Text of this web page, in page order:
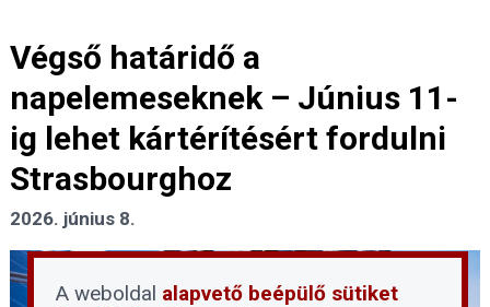
Végső határidő a
napelemeseknek – Június 11-
ig lehet kártérítésért fordulni
Strasbourghoz
2026. június 8.
A weboldal alapvető beépülő sütiket